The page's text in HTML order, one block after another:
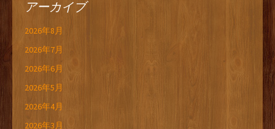
アーカイブ
2026年8月
2026年7月
2026年6月
2026年5月
2026年4月
2026年3月